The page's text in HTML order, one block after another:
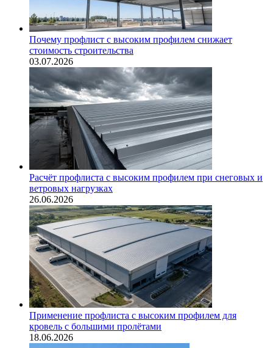
Почему профлист с высоким профилем снижает
стоимость строительства
03.07.2026
Расчёт профлиста с высоким профилем при снеговых и
ветровых нагрузках
26.06.2026
Применение профлиста с высоким профилем для
кровель с большими пролётами
18.06.2026